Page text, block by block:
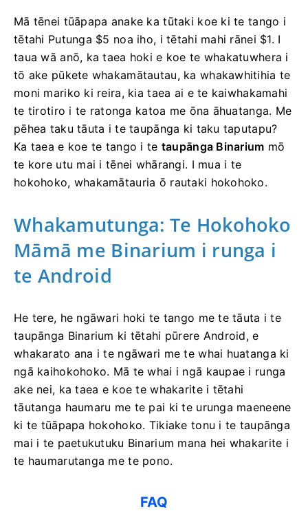
Mā tēnei tūāpapa anake ka tūtaki koe ki te tango i
tētahi Putunga $5 noa iho, i tētahi mahi rānei $1. I
taua wā anō, ka taea hoki e koe te whakatuwhera i
tō ake pūkete whakamātautau, ka whakawhitihia te
moni mariko ki reira, kia taea ai e te kaiwhakamahi
te tirotiro i te ratonga katoa me ōna āhuatanga. Me
pēhea taku tāuta i te taupānga ki taku taputapu?
Ka taea e koe te tango i te taupānga Binarium mō
te kore utu mai i tēnei whārangi. I mua i te
hokohoko, whakamātauria ō rautaki hokohoko.
Whakamutunga: Te Hokohoko
Māmā me Binarium i runga i
te Android
He tere, he ngāwari hoki te tango me te tāuta i te
taupānga Binarium ki tētahi pūrere Android, e
whakarato ana i te ngāwari me te whai huatanga ki
ngā kaihokohoko. Mā te whai i ngā kaupae i runga
ake nei, ka taea e koe te whakarite i tētahi
tāutanga haumaru me te pai ki te urunga maeneene
ki te tūāpapa hokohoko. Tikiake tonu i te taupānga
mai i te paetukutuku Binarium mana hei whakarite i
te haumarutanga me te pono.
FAQ